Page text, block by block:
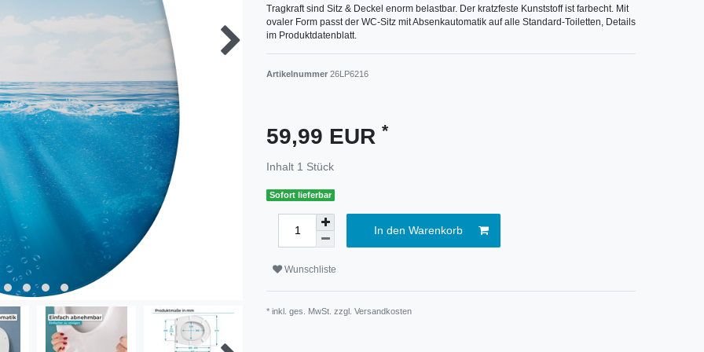
Tragkraft sind Sitz & Deckel enorm belastbar. Der kratzfeste Kunststoff ist farbecht. Mit
ovaler Form passt der WC-Sitz mit Absenkautomatik auf alle Standard-Toiletten, Details
im Produktdatenblatt.
Artikelnummer 26LP6216
59,99 EUR *
Inhalt 1 Stück
Sofort lieferbar
In den Warenkorb
Wunschliste
* inkl. ges. MwSt. zzgl. Versandkosten